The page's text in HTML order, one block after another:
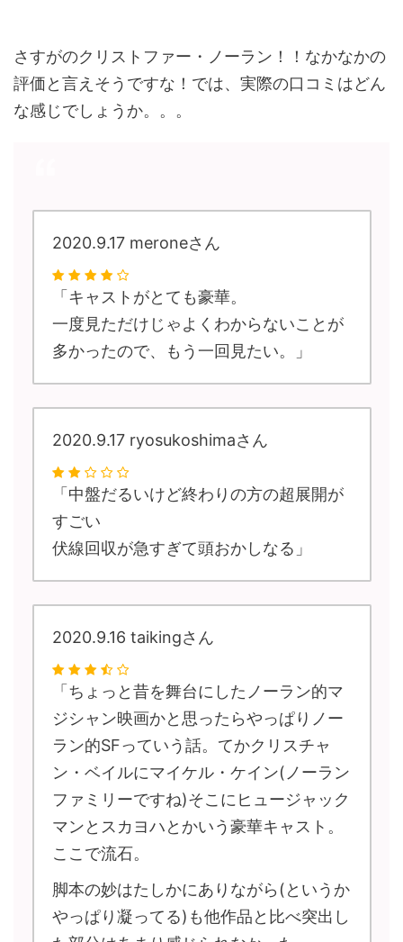
さすがのクリストファー・ノーラン！！なかなかの
評価と言えそうですな！では、実際の口コミはどん
な感じでしょうか。。。
2020.9.17 meroneさん
「キャストがとても豪華。
一度見ただけじゃよくわからないことが
多かったので、もう一回見たい。」
2020.9.17 ryosukoshimaさん
「中盤だるいけど終わりの方の超展開が
すごい
伏線回収が急すぎて頭おかしなる」
2020.9.16 taikingさん
「ちょっと昔を舞台にしたノーラン的マ
ジシャン映画かと思ったらやっぱりノー
ラン的SFっていう話。てかクリスチャ
ン・ベイルにマイケル・ケイン(ノーラン
ファミリーですね)そこにヒュージャック
マンとスカヨハとかいう豪華キャスト。
ここで流石。
脚本の妙はたしかにありながら(というか
やっぱり凝ってる)も他作品と比べ突出し